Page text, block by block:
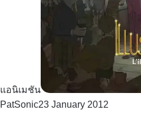
แอนิเมชัน
PatSonic23 January 2012